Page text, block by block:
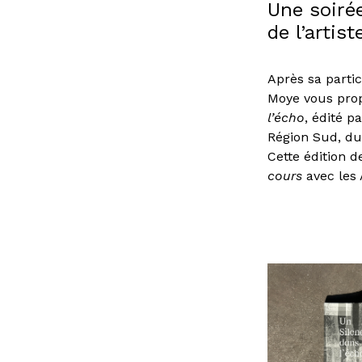
Une
de
Après sa
Moye vous
l’écho, édité
Région Sud,
Cette édition
coursavec les